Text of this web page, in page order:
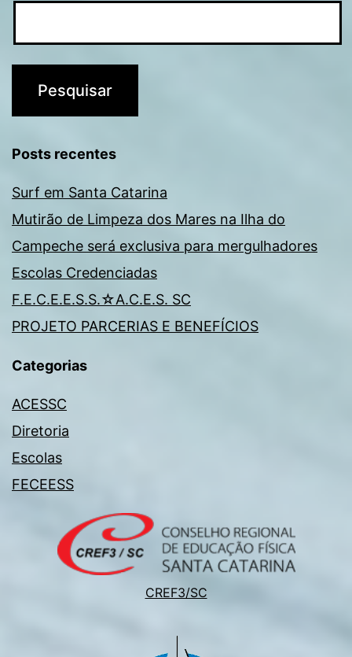
Posts recentes
Surf em Santa Catarina
Mutirão de Limpeza dos Mares na Ilha do
Campeche será exclusiva para mergulhadores
Escolas Credenciadas
F.E.C.E.E.S.S.☆A.C.E.S. SC
PROJETO PARCERIAS E BENEFÍCIOS
Categorias
ACESSC
Diretoria
Escolas
FECEESS
CREF3/SC